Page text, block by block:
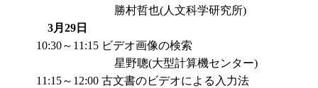
勝村哲也(人文科学研究所)
3月29日
10:30～11:15 ビデオ画像の検索
星野聰(大型計算機センター)
11:15～12:00 古文書のビデオによる入力法